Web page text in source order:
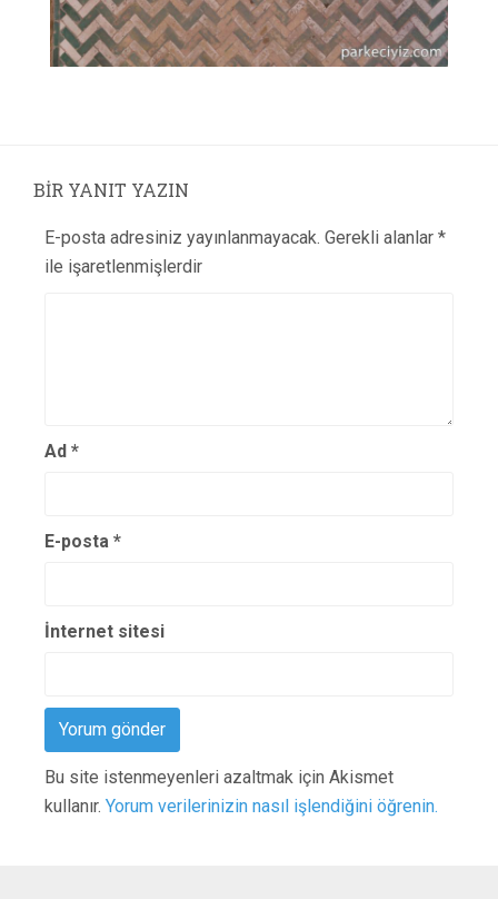
BIR YANIT YAZIN
E-posta adresiniz yayınlanmayacak. Gerekli alanlar *
ile işaretlenmişlerdir
Ad *
E-posta *
İnternet sitesi
Bu site istenmeyenleri azaltmak için Akismet
kullanır. Yorum verilerinizin nasıl işlendiğini öğrenin.